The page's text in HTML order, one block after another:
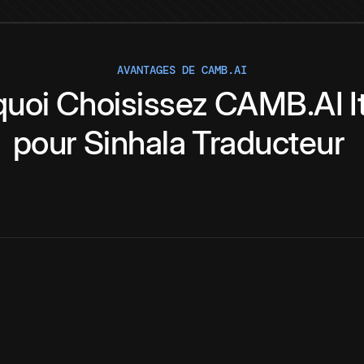
AVANTAGES DE CAMB.AI
Choisissez CAMB.AI
pour Sinhala Traducteur